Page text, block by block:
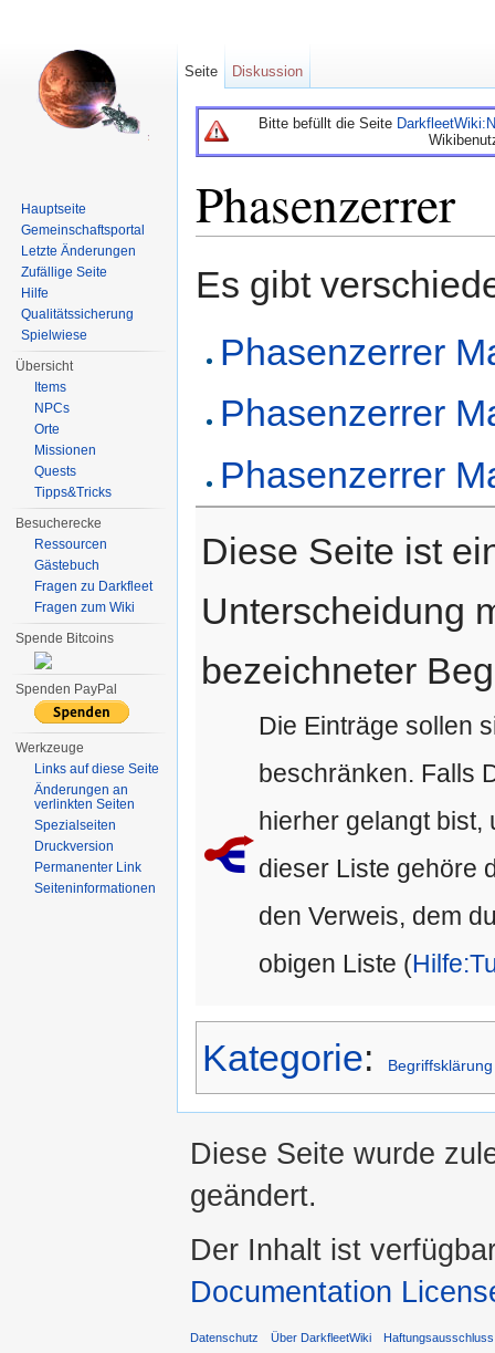
Bitte befüllt die Seite
Phasenzerrer
Es gibt
Phasenzerrer
Phasenzerrer
Phasenzerrer
Diese Seite ist
Unterscheidung
bezeichneter
Die Einträge sollen
beschränken. Falls
hierher gelangt bist,
dieser Liste gehöre
den Verweis, dem
obigen Liste (
Kategorie: Begriffsklärung
Seite Diskussion
Hauptseite
Gemeinschaftsportal
Letzte Änderungen
Zufällige Seite
Hilfe
Qualitätssicherung
Spielwiese
Übersicht
Items
NPCs
Orte
Missionen
Quests
Tipps&Tricks
Besucherecke
Ressourcen
Gästebuch
Fragen zu Darkfleet
Fragen zum Wiki
Spende Bitcoins
Spenden PayPal
Werkzeuge
Links auf diese Seite
Änderungen an
verlinkten Seiten
Spezialseiten
Druckversion
Permanenter Link
Seiten­informationen
Diese Seite wurde
geändert.
Der Inhalt ist
Documentation
Datenschutz Über DarkfleetWiki Haftungsausschluss